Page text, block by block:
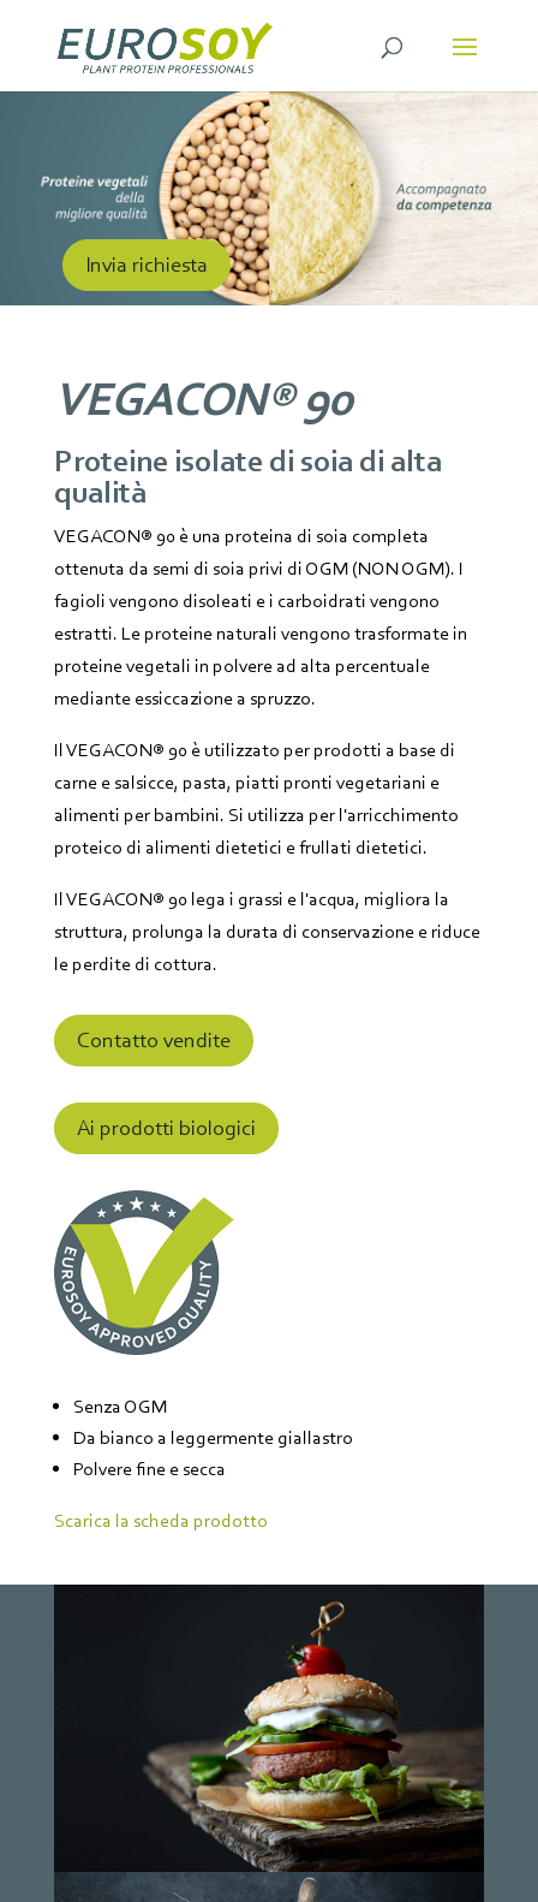
Invia richiesta
VEGACON® 90
Proteine isolate di soia di alta
qualità
VEGACON® 90 è una proteina di soia completa
ottenuta da semi di soia privi di OGM (NON OGM). I
fagioli vengono disoleati e i carboidrati vengono
estratti. Le proteine naturali vengono trasformate in
proteine vegetali in polvere ad alta percentuale
mediante essiccazione a spruzzo.
Il VEGACON® 90 è utilizzato per prodotti a base di
carne e salsicce, pasta, piatti pronti vegetariani e
alimenti per bambini. Si utilizza per l'arricchimento
proteico di alimenti dietetici e frullati dietetici.
Il VEGACON® 90 lega i grassi e l'acqua, migliora la
struttura, prolunga la durata di conservazione e riduce
le perdite di cottura.
Contatto vendite
Ai prodotti biologici
Senza OGM
Da bianco a leggermente giallastro
Polvere fine e secca
Scarica la scheda prodotto